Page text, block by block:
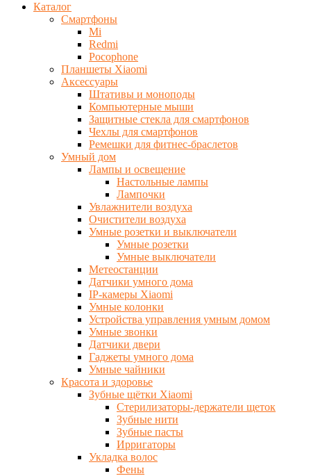
Каталог
Смартфоны
Mi
Redmi
Pocophone
Планшеты Xiaomi
Аксессуары
Штативы и моноподы
Компьютерные мыши
Защитные стекла для смартфонов
Чехлы для смартфонов
Ремешки для фитнес-браслетов
Умный дом
Лампы и освещение
Настольные лампы
Лампочки
Увлажнители воздуха
Очистители воздуха
Умные розетки и выключатели
Умные розетки
Умные выключатели
Метеостанции
Датчики умного дома
IP-камеры Xiaomi
Умные колонки
Устройства управления умным домом
Умные звонки
Датчики двери
Гаджеты умного дома
Умные чайники
Красота и здоровье
Зубные щётки Xiaomi
Стерилизаторы-держатели щеток
Зубные нити
Зубные пасты
Ирригаторы
Укладка волос
Фены